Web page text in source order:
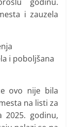
i zauzela
i poboljšana
ovo nije bila
na listi za
godinu,